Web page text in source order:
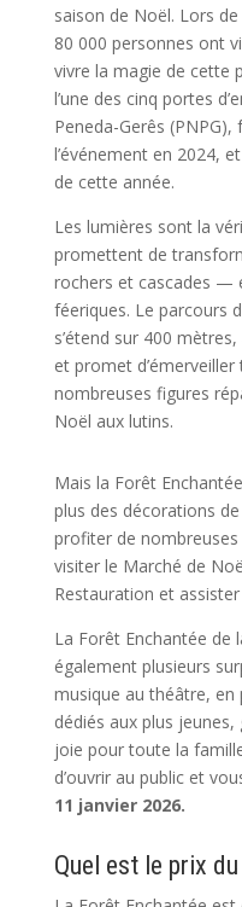
saison de Noël. Lors
80 000 personnes ont
vivre la magie de cette
l’une des cinq portes
Peneda-Gerês
l’événement en 2024,
de cette année.
Les lumières sont la
promettent de
rochers et cascades —
féeriques. Le parcours
s’étend sur 400
et promet
nombreuses figures
Noël aux lutins.
Mais la Forêt
plus des décorations
profiter de
visiter le Marché de
Restauration et
La Forêt Enchantée
également plusieurs
musique au théâtre, en
dédiés aux plus
joie pour toute la
d’ouvrir au public et
11 janvier 2026.
Quel est le prix